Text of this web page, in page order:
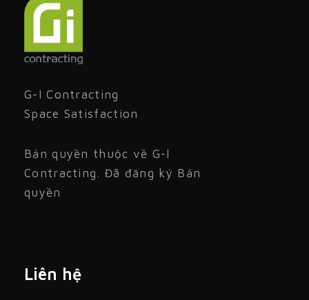
G-I Contracting
Space Satisfaction
Bản quyền thuộc về G-I
Contracting. Đã đăng ký Bản
quyền
Liên hệ